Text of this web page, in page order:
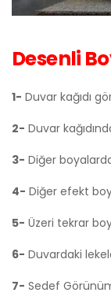
Desenli
1- Duvar kağıdı
2- Duvar
3- Diğer
4- Diğer efekt
5- Üzeri tekrar
6- Duvardaki
7- Sedef